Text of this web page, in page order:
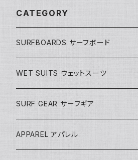
CATEGORY
SURFBOARDS サーフボード
LONGBOARDS ロングボード
AKIRA ISHIZUKA
CASH SURFBOARDS
SHORTBOARDS ショートボード
CASH SUFBOARDS
MID LENGTH ミッドレングス
WET SUITS ウェットスーツ
SURF GEAR サーフギア
FIN
APPAREL アパレル